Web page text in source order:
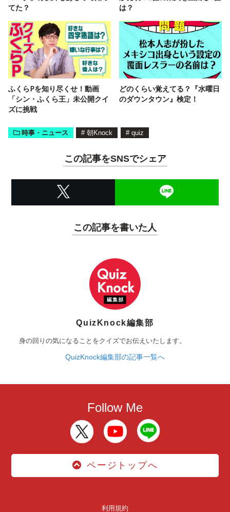
てた？
は？
ふくらPを知り尽くせ！動画
「シン・ふくら王」未公開クイ
ズに挑戦
どのくらい覚えてる？『水曜日
のダウンタウン』検定！
時事・ニュース # 朝Knock # quiz
この記事をSNSでシェア
この記事を書いた人
QuizKnock編集部
身の回りの気になることをクイズでお伝えいたします。
QuizKnock編集部の記事一覧へ
Follow Me
ページトップへ
利用規約